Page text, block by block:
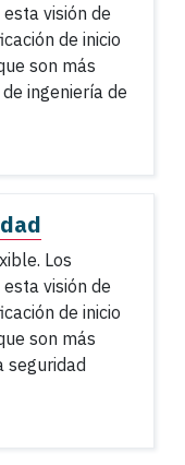
visión de
de inicio
son más
ingeniería de
Los
visión de
de inicio
son más
seguridad